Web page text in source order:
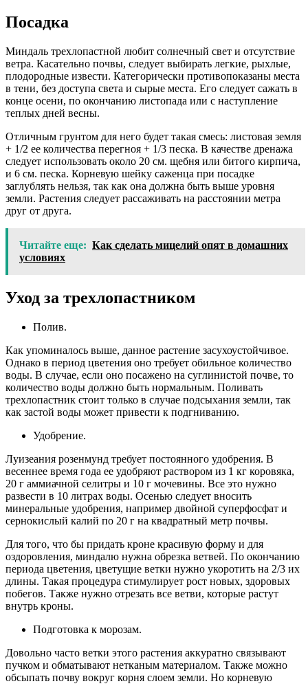
Посадка
Миндаль трехлопастной любит солнечный свет и отсутствие
ветра. Касательно почвы, следует выбирать легкие, рыхлые,
плодородные извести. Категорически противопоказаны места
в тени, без доступа света и сырые места. Его следует сажать в
конце осени, по окончанию листопада или с наступление
теплых дней весны.
Отличным грунтом для него будет такая смесь: листовая земля
+ 1/2 ее количества перегноя + 1/3 песка. В качестве дренажа
следует использовать около 20 см. щебня или битого кирпича,
и 6 см. песка. Корневую шейку саженца при посадке
заглублять нельзя, так как она должна быть выше уровня
земли. Растения следует рассаживать на расстоянии метра
друг от друга.
Читайте еще: Как сделать мицелий опят в домашних
условиях
Уход за трехлопастником
Полив.
Как упоминалось выше, данное растение засухоустойчивое.
Однако в период цветения оно требует обильное количество
воды. В случае, если оно посажено на суглинистой почве, то
количество воды должно быть нормальным. Поливать
трехлопастник стоит только в случае подсыхания земли, так
как застой воды может привести к подгниванию.
Удобрение.
Луизеания розенмунд требует постоянного удобрения. В
весеннее время года ее удобряют раствором из 1 кг коровяка,
20 г аммиачной селитры и 10 г мочевины. Все это нужно
развести в 10 литрах воды. Осенью следует вносить
минеральные удобрения, например двойной суперфосфат и
сернокислый калий по 20 г на квадратный метр почвы.
Для того, что бы придать кроне красивую форму и для
оздоровления, миндалю нужна обрезка ветвей. По окончанию
периода цветения, цветущие ветки нужно укоротить на 2/3 их
длины. Такая процедура стимулирует рост новых, здоровых
побегов. Также нужно отрезать все ветви, которые растут
внутрь кроны.
Подготовка к морозам.
Довольно часто ветки этого растения аккуратно связывают
пучком и обматывают нетканым материалом. Также можно
обсыпать почву вокруг корня слоем земли. Но корневую